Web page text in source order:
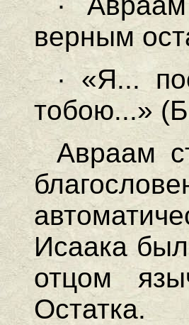
верным
· «Я...
тобою...»
Авраам
Исаака
отцом
Остатка.